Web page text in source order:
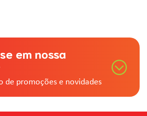
em nossa
de promoções e novidades